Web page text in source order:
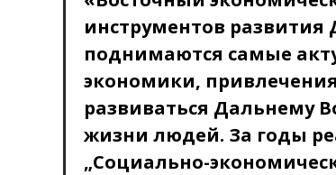
инструментов развития
поднимаются самые
экономики,
развиваться Дальнему
жизни людей. За годы
„Социально-